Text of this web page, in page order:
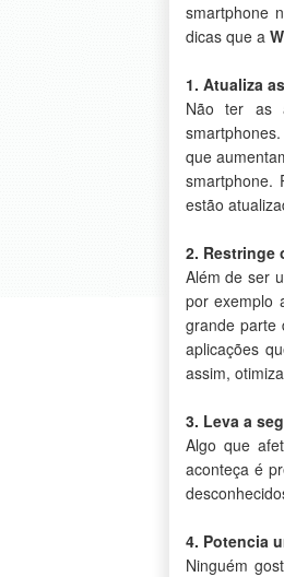
smartphone
dicas que a
1. Atualiza
Não ter as
que
smartphone.
estão
2. Restringe
Além de ser
por exemplo
grande parte
aplicações
assim,
3. Leva a
Algo que
aconteça é
4. Potencia
Ninguém